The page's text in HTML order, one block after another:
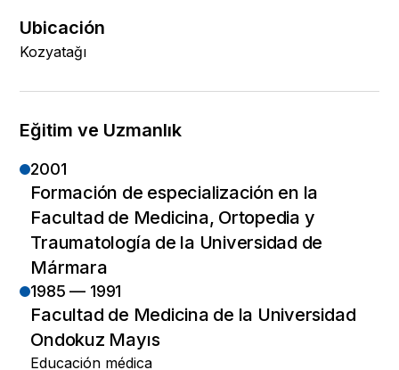
Ubicación
Kozyatağı
Eğitim ve Uzmanlık
2001
Formación de especialización en la
Facultad de Medicina, Ortopedia y
Traumatología de la Universidad de
Mármara
1985 — 1991
Facultad de Medicina de la Universidad
Ondokuz Mayıs
Educación médica